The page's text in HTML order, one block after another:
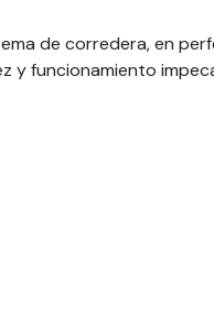
de corredera, en
y funcionamiento